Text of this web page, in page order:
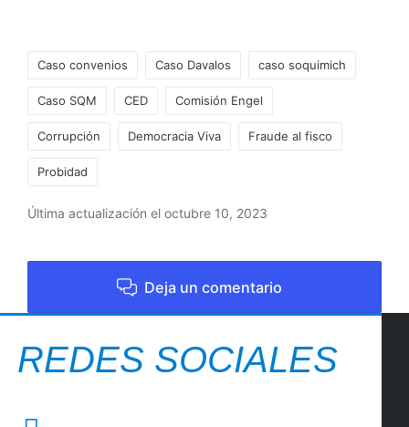
Caso convenios Caso Davalos caso soquimich
Caso SQM CED Comisión Engel
Corrupción Democracia Viva Fraude al fisco
Probidad
Última actualización el octubre 10, 2023
Deja un comentario
REDES SOCIALES